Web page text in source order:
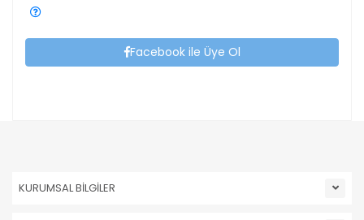
Facebook ile Üye Ol
KURUMSAL BİLGİLER